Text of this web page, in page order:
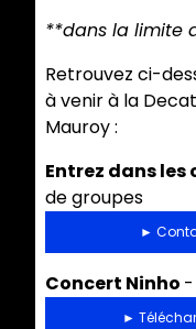
**dans la limite
Retrouvez ci-
à venir à la
Mauroy :
Entrez dans les
de groupes
►
Concert Ninho -
►